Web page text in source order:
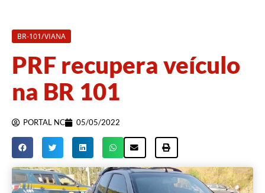
BR-101/VIANA
PRF recupera veículo
na BR 101
PORTAL NC 05/05/2022